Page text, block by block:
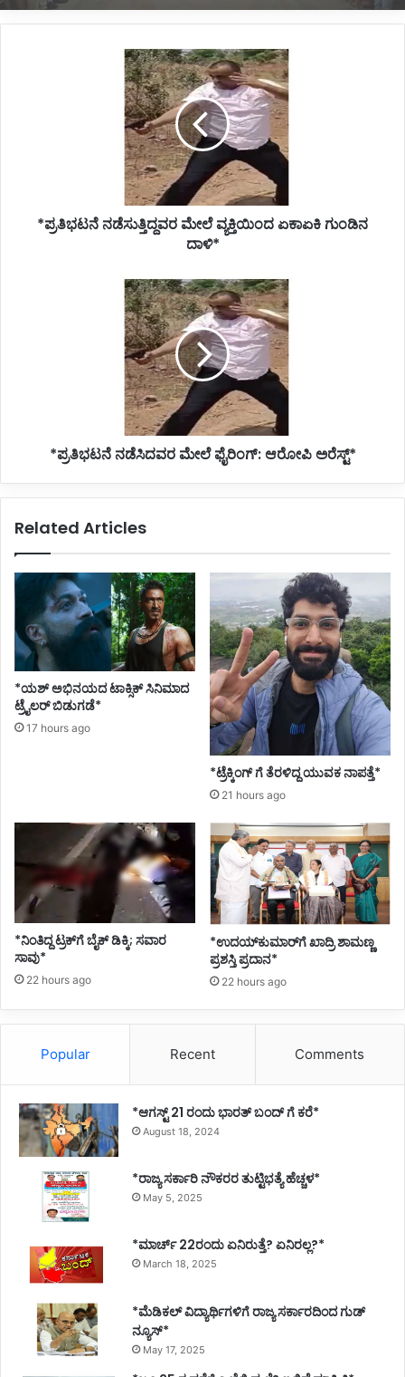
*ಪ್ರತಿಭಟನೆ ನಡೆಸುತ್ತಿದ್ದವರ ಮೇಲೆ ವ್ಯಕ್ತಿಯಿಂದ ಏಕಾಏಕಿ ಗುಂಡಿನ
ದಾಳಿ*
*ಪ್ರತಿಭಟನೆ ನಡೆಸಿದವರ ಮೇಲೆ ಫೈರಿಂಗ್: ಆರೋಪಿ ಅರೆಸ್ಟ್*
Related Articles
*ಯಶ್ ಅಭಿನಯದ ಟಾಕ್ಸಿಕ್ ಸಿನಿಮಾದ
ಟ್ರೈಲರ್ ಬಿಡುಗಡೆ*
17 hours ago
*ಟ್ರೆಕ್ಕಿಂಗ್ ಗೆ ತೆರಳಿದ್ದ ಯುವಕ ನಾಪತ್ತೆ*
21 hours ago
*ನಿಂತಿದ್ದ ಟ್ರಕ್‌ಗೆ ಬೈಕ್ ಡಿಕ್ಕಿ; ಸವಾರ
ಸಾವು*
22 hours ago
*ಉದಯ್‌ಕುಮಾರ್‌ಗೆ ಖಾದ್ರಿ ಶಾಮಣ್ಣ
ಪ್ರಶಸ್ತಿ ಪ್ರದಾನ*
22 hours ago
Popular Recent Comments
*ಆಗಸ್ಟ್ 21 ರಂದು ಭಾರತ್‌ ಬಂದ್‌ ಗೆ ಕರೆ*
August 18, 2024
*ರಾಜ್ಯ ಸರ್ಕಾರಿ ನೌಕರರ ತುಟ್ಟಿಭತ್ಯೆ ಹೆಚ್ಚಳ*
May 5, 2025
*ಮಾರ್ಚ್ 22ರಂದು ಏನಿರುತ್ತೆ? ಏನಿರಲ್ಲ?*
March 18, 2025
*ಮೆಡಿಕಲ್ ವಿದ್ಯಾರ್ಥಿಗಳಿಗೆ ರಾಜ್ಯ ಸರ್ಕಾರದಿಂದ ಗುಡ್
ನ್ಯೂಸ್*
May 17, 2025